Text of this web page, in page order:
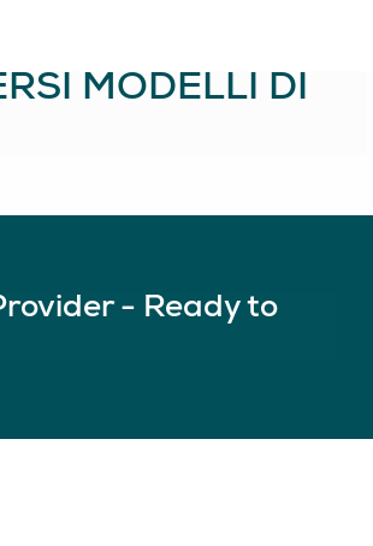
MODELLI DI
- Ready to